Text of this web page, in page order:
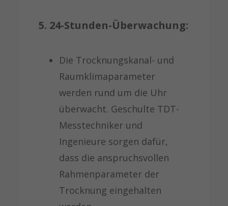
5. 24-Stunden-Überwachung:
Die Trocknungskanal- und
Raumklimaparameter
werden rund um die Uhr
überwacht. Geschulte TDT-
Messtechniker und
Ingenieure sorgen dafür,
dass die anspruchsvollen
Rahmenparameter der
Trocknung eingehalten